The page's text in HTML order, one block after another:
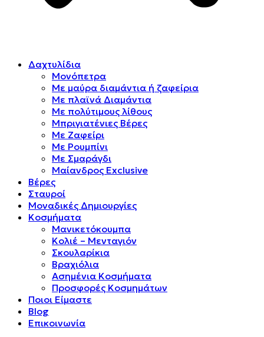
Δαχτυλίδια
Μονόπετρα
Mε μαύρα διαμάντια ή ζαφείρια
Mε πλαϊνά Διαμάντια
Mε πολύτιμους λίθους
Μπριγιατένιες Βέρες
Με Ζαφείρι
Με Ρουμπίνι
Με Σμαράγδι
Μαίανδρος Exclusive
Βέρες
Σταυροί
Μοναδικές Δημιουργίες
Κοσμήματα
Μανικετόκουμπα
Κολιέ – Μενταγιόν
Σκουλαρίκια
Βραχιόλια
Ασημένια Κοσμήματα
Προσφορές Κοσμημάτων
Ποιοι Είμαστε
Blog
Επικοινωνία